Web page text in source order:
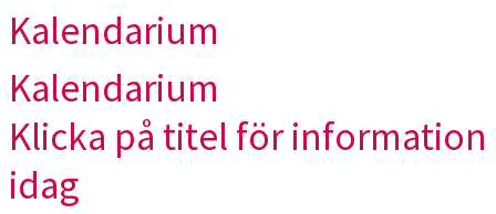
Kalendarium
Kalendarium
Klicka på titel för
idag